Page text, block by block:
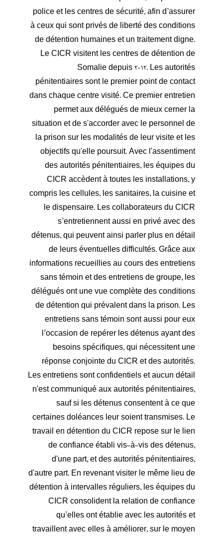
police et les centres de sécurité, afin d’assurer
à ceux qui sont privés de liberté des conditions
de détention humaines et un traitement digne.
Le CICR visitent les centres de détention de
Somalie depuis 2012. Les autorités
pénitentiaires sont le premier point de contact
dans chaque centre visité. Ce premier entretien
permet aux délégués de mieux cerner la
situation et de s'accorder avec le personnel de
la prison sur les modalités de leur visite et les
objectifs qu'elle poursuit. Avec l'assentiment
des autorités pénitentiaires, les équipes du
CICR accèdent à toutes les installations, y
compris les cellules, les sanitaires, la cuisine et
le dispensaire. Les collaborateurs du CICR
s’entretiennent aussi en privé avec des
détenus, qui peuvent ainsi parler plus en détail
de leurs éventuelles difficultés. Grâce aux
informations recueillies au cours des entretiens
sans témoin et des entretiens de groupe, les
délégués ont une vue complète des conditions
de détention qui prévalent dans la prison. Les
entretiens sans témoin sont aussi pour eux
l’occasion de repérer les détenus ayant des
besoins spécifiques, qui nécessitent une
réponse conjointe du CICR et des autorités.
Les entretiens sont confidentiels et aucun détail
n'est communiqué aux autorités pénitentiaires,
sauf si les détenus consentent à ce que
certaines doléances leur soient transmises. Le
travail en détention du CICR repose sur le lien
de confiance établi vis-à-vis des détenus,
d'une part, et des autorités pénitentiaires,
d'autre part. En revenant visiter le même lieu de
détention à intervalles réguliers, les équipes du
CICR consolident la relation de confiance
qu’elles ont établie avec les autorités et
travaillent avec elles à améliorer, sur le moyen